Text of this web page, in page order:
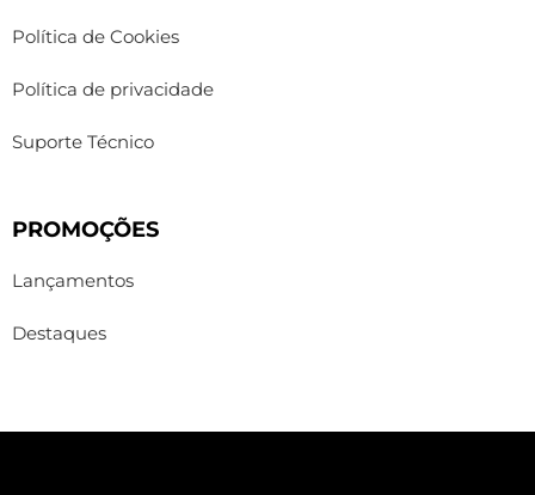
Política de Cookies
Política de privacidade
Suporte Técnico
PROMOÇÕES
Lançamentos
Destaques